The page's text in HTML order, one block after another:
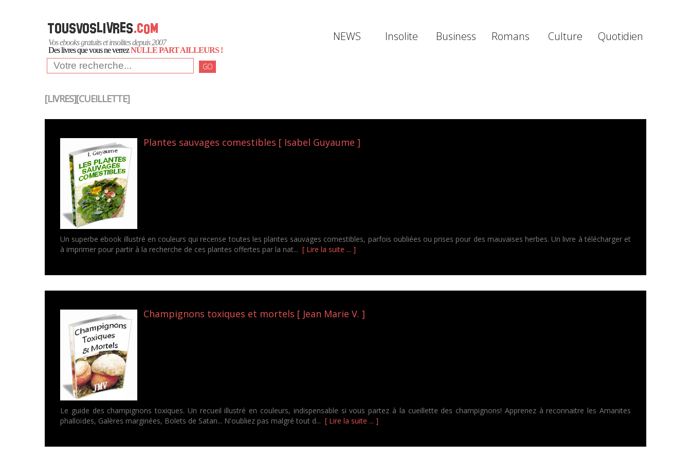
Vos ebooks gratuits et insolites depuis 2007
Des livres que vous ne verrezNULLE PART AILLEURS !
GO
NEWS Insolite Business Romans Culture Quotidien
[LIVRES][CUEILLETTE]
Plantes sauvages comestibles [ Isabel Guyaume ]
Un superbe ebook illustré en couleurs qui recense toutes les plantes sauvages comestibles, parfois oubliées ou prises pour des mauvaises herbes. Un livre à télécharger et
à imprimer pour partir à la recherche de ces plantes offertes par la nat... [ Lire la suite ... ]
Champignons toxiques et mortels [ Jean Marie V. ]
Le guide des champignons toxiques. Un recueil illustré en couleurs, indispensable si vous partez à la cueillette des champignons! Apprenez à reconnaitre les Amanites
phalloïdes, Galères marginées, Bolets de Satan... N'oubliez pas malgré tout d... [ Lire la suite ... ]